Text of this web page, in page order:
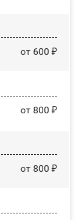
от 600 ₽
от 800 ₽
от 800 ₽